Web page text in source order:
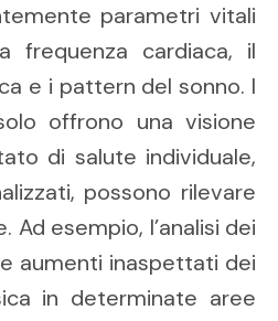
parametri vitali
frequenza cardiaca, il
e i pattern del sonno. I
offrono una visione
di salute individuale,
possono rilevare
Ad esempio, l’analisi dei
aumenti inaspettati dei
in determinate aree